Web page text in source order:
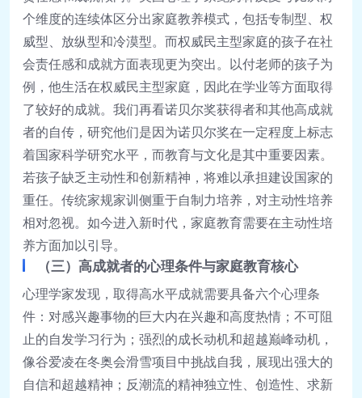
个维度的连续体区分出家庭教养模式，包括专制型、权
威型、放纵型和冷漠型。而权威民主型家庭的孩子在社
会责任感和成就方面表现更为突出。以付老师的孩子为
例，他生活在权威民主型家庭，因此在学业等方面取得
了较好的成就。我们再看诺贝尔奖获得者和其他高成就
者的自传，研究他们是因为诺贝尔奖在一定程度上标志
着国家科学研究水平，而教育与文化是其中重要因素。
若孩子缺乏主动性和创新精神，将难以承担建设国家的
重任。传统家规家训侧重于自制力培养，对主动性培养
相对忽视。如今进入新时代，家庭教育需要在主动性培
养方面加以引导。
（三）高成就者的心理条件与家庭教育核心
心理学家发现，取得高水平成就需要具备六个心理条
件：对感兴趣事物的巨大内在兴趣和高度热情；不可阻
止的自发学习行为；强烈的成长动机和超越巅峰动机，
像谷爱凌在冬奥会滑雪项目中挑战自我，展现出强大的
自信和超越精神；反潮流的精神独立性、创造性、求新